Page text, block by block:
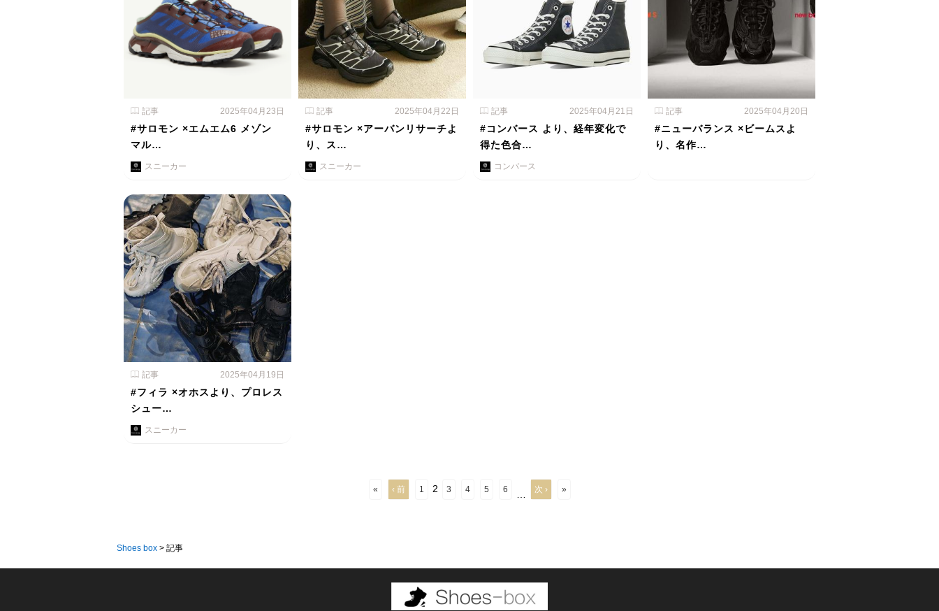
記事 2025年04月23日
#サロモン ×エムエム6 メゾン
マル…
スニーカー
記事 2025年04月22日
#サロモン ×アーバンリサーチよ
り、ス…
スニーカー
記事 2025年04月21日
#コンバース より、経年変化で
得た色合…
コンバース
記事 2025年04月20日
#ニューバランス ×ビームスよ
り、名作…
記事 2025年04月19日
#フィラ ×オホスより、プロレス
シュー…
スニーカー
« ‹ 前 1 2 3 4 5 6 次 › »
Shoes box > 記事